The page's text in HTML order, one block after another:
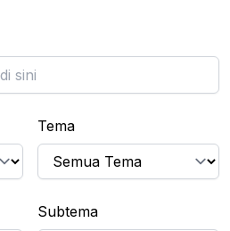
Tema
Subtema